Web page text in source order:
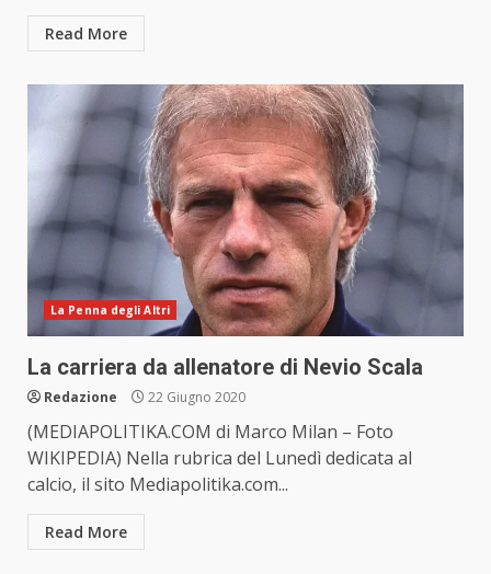
Read More
La Penna degli Altri
La carriera da allenatore di Nevio Scala
Redazione 22 Giugno 2020
(MEDIAPOLITIKA.COM di Marco Milan – Foto
WIKIPEDIA) Nella rubrica del Lunedì dedicata al
calcio, il sito Mediapolitika.com...
Read More